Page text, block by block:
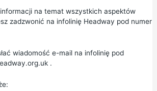
na temat wszystkich aspektów
zadzwonić na infolinię Headway pod numer
wiadomość e-mail na infolinię pod
.